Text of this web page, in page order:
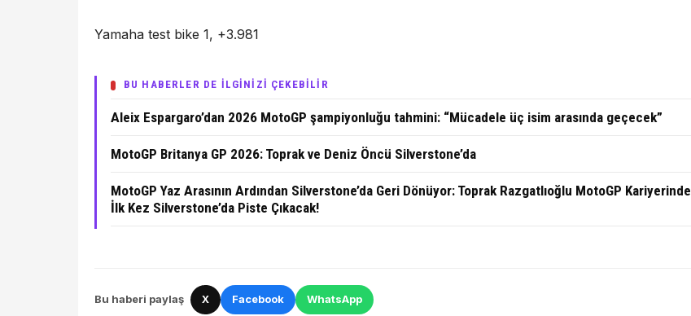
Yamaha test bike 1, +3.981
BU HABERLER DE İLGİNİZİ ÇEKEBİLİR
Aleix Espargaro’dan 2026 MotoGP şampiyonluğu tahmini: “Mücadele üç isim arasında geçecek”
MotoGP Britanya GP 2026: Toprak ve Deniz Öncü Silverstone’da
MotoGP Yaz Arasının Ardından Silverstone’da Geri Dönüyor: Toprak Razgatlıoğlu MotoGP Kariyerinde
İlk Kez Silverstone’da Piste Çıkacak!
Bu haberi paylaş X Facebook WhatsApp